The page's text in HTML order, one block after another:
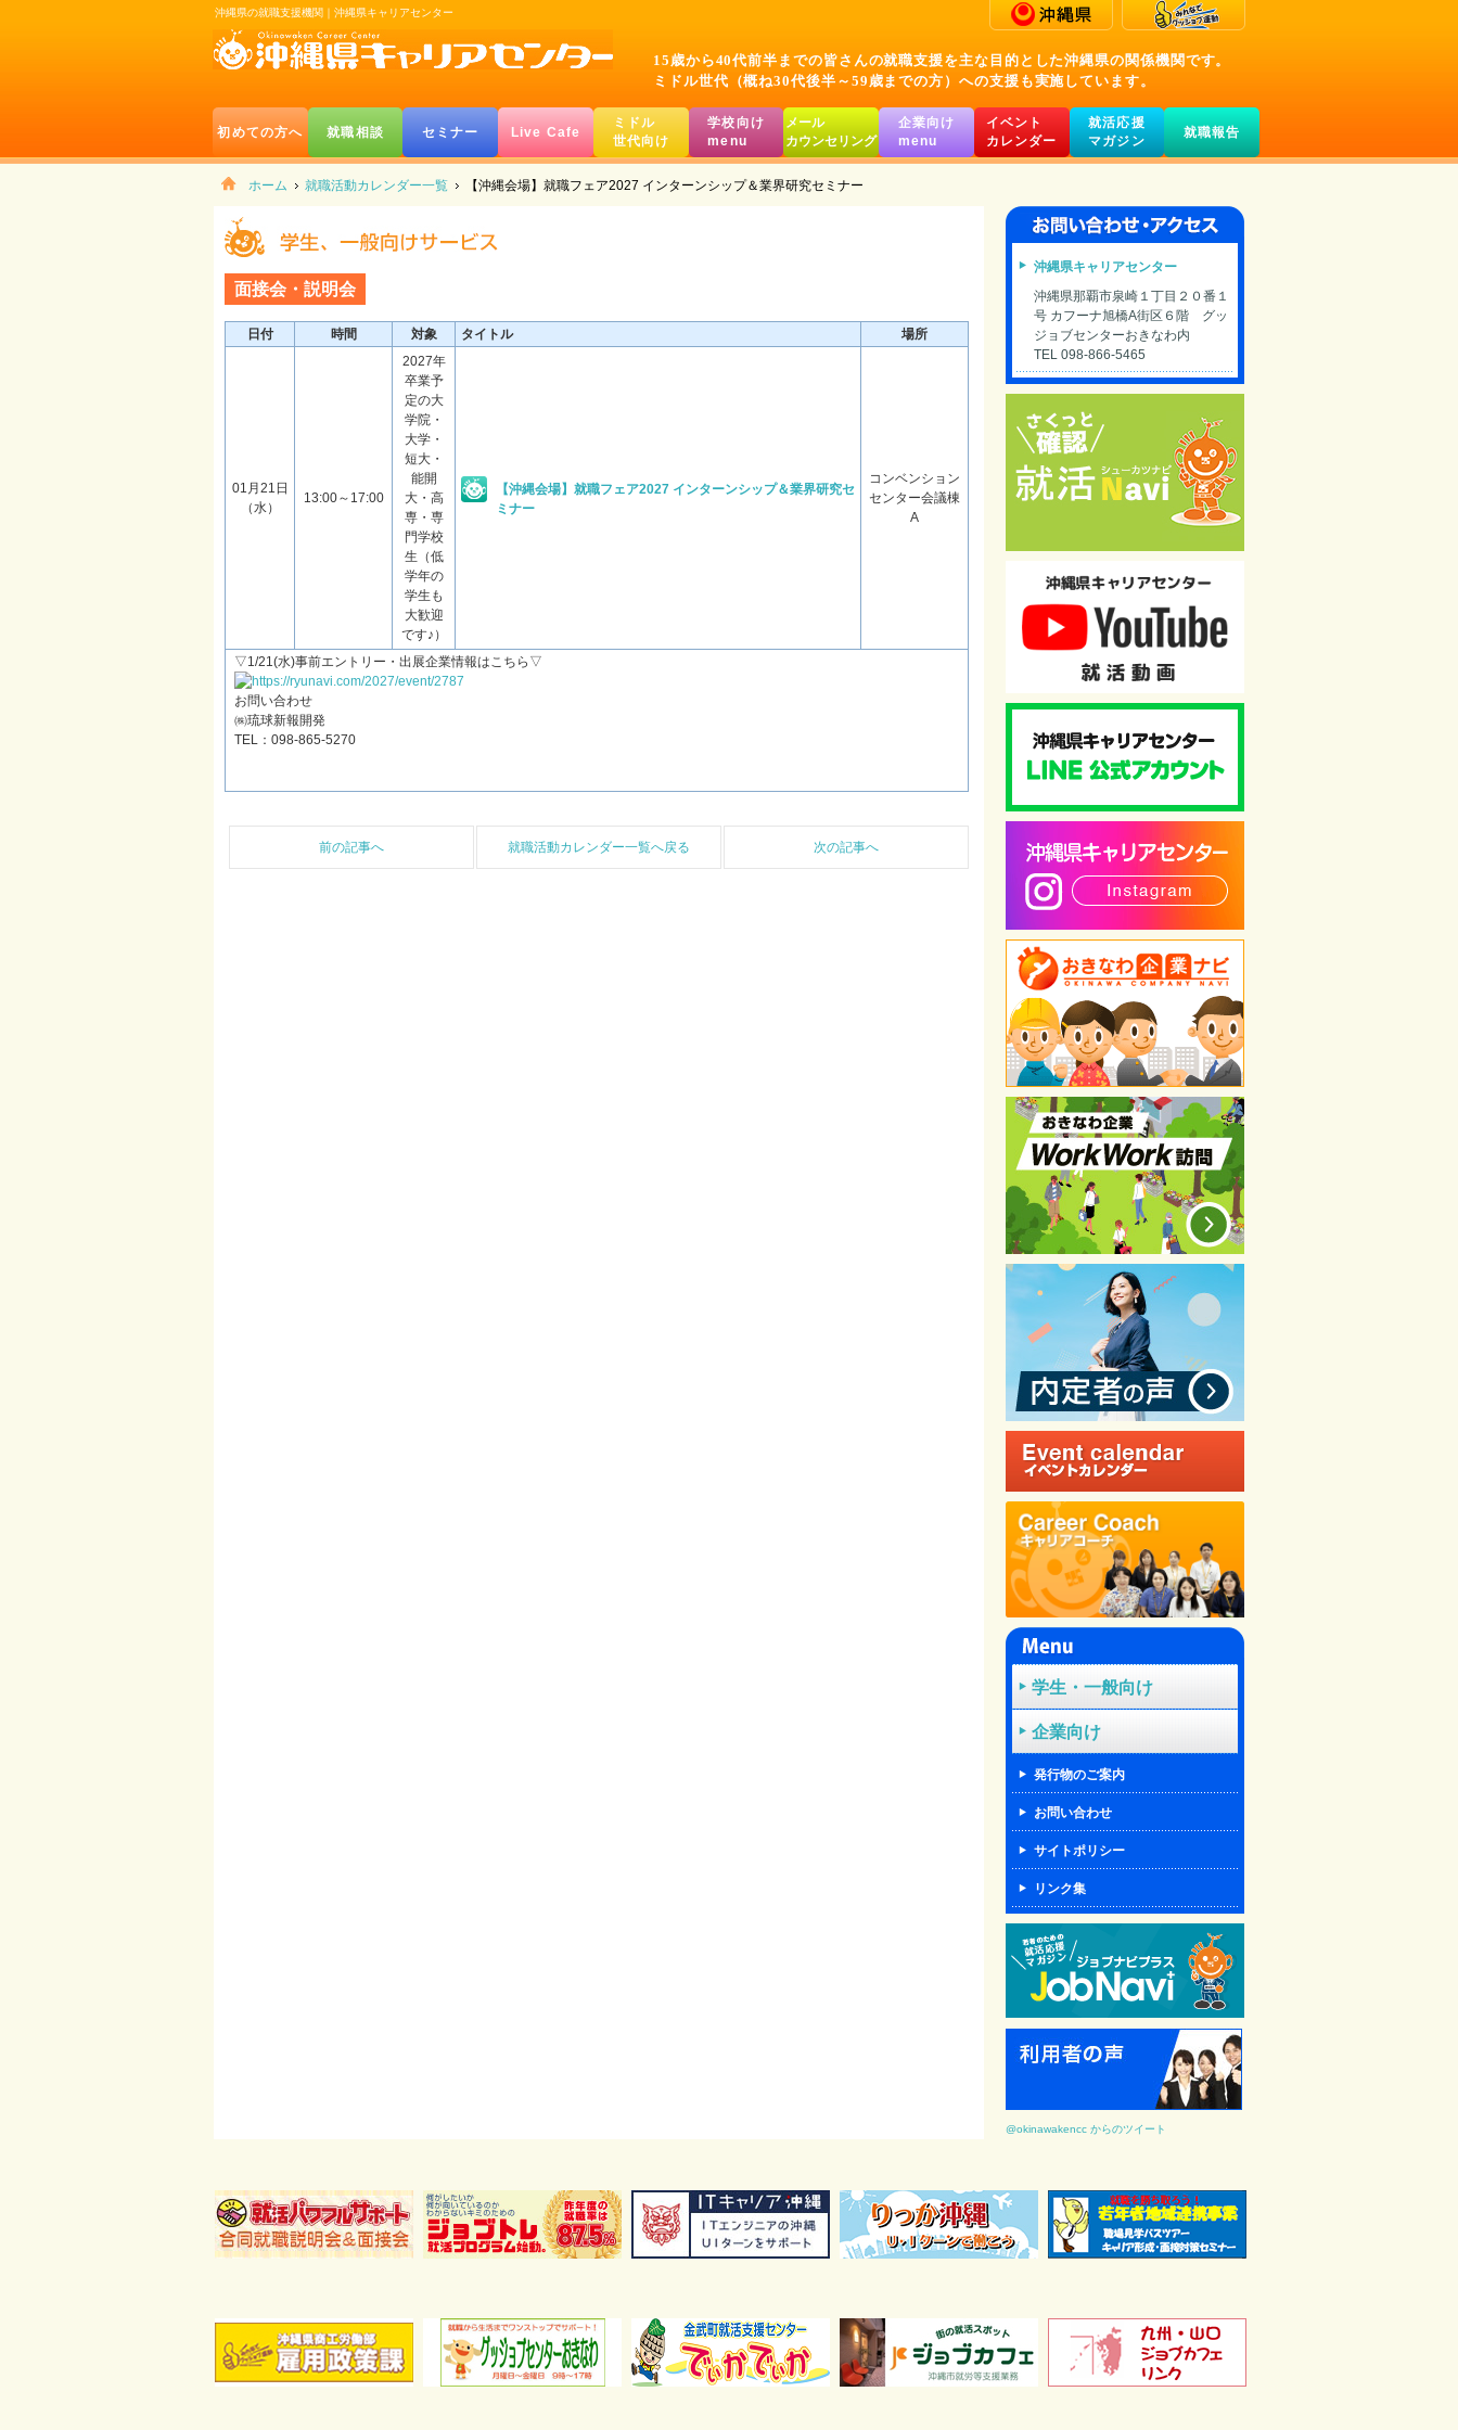
沖縄県の就職支援機関｜沖縄県キャリアセンター
15歳から40代前半までの皆さんの就職支援を主な目的とした沖縄県の関係機関です。
ミドル世代（概ね30代後半～59歳までの方）への支援も実施しています。
初めての方へ 就職相談 セミナー Live Cafe
ミドル
世代向け
学校向け
menu
メール
カウンセリング
企業向け
menu
イベント
カレンダー
就活応援
マガジン
就職報告
ホーム 就職活動カレンダー一覧 【沖縄会場】就職フェア2027 インターンシップ＆業界研究セミナー
面接会・説明会
日付 時間 対象 タイトル 場所
01月21日
（水）
13:00～17:00
2027年
卒業予
定の大
学院・
大学・
短大・
能開
大・高
専・専
門学校
生（低
学年の
学生も
大歓迎
です♪）
【沖縄会場】就職フェア2027 インターンシップ＆業界研究セ
ミナー
コンベンション
センター会議棟
A
▽1/21(水)事前エントリー・出展企業情報はこちら▽
https://ryunavi.com/2027/event/2787
お問い合わせ
㈱琉球新報開発
TEL：098-865-5270
前の記事へ 就職活動カレンダー一覧へ戻る 次の記事へ
沖縄県キャリアセンター
沖縄県那覇市泉崎１丁目２０番１
号 カフーナ旭橋A街区６階 グッ
ジョブセンターおきなわ内
TEL 098-866-5465
学生・一般向け
企業向け
発行物のご案内
お問い合わせ
サイトポリシー
リンク集
@okinawakencc からのツイート